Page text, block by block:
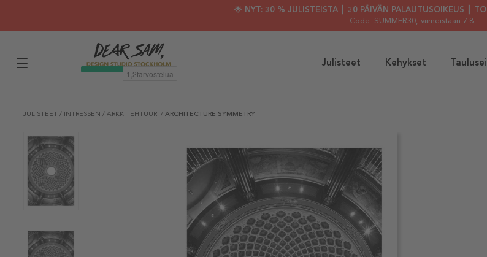
🌟 NYT: 30 % JULISTEISTA ┃ 30 PÄIVÄN PALAUTUSOIKEUS ┃
Code: SUMMER30, viimeistään 7.8.
Julisteet Kehykset
JULISTEET / INTRESSEN / ARKKITEHTUURI / ARCHITECTURE SYMMETRY